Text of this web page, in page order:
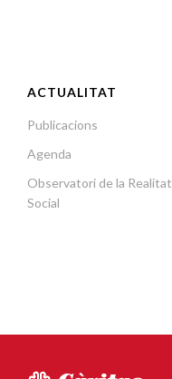
ACTUALITAT
Publicacions
Agenda
Observatori de la Realitat
Social